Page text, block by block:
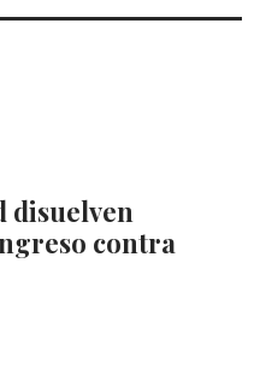
disuelven
contra